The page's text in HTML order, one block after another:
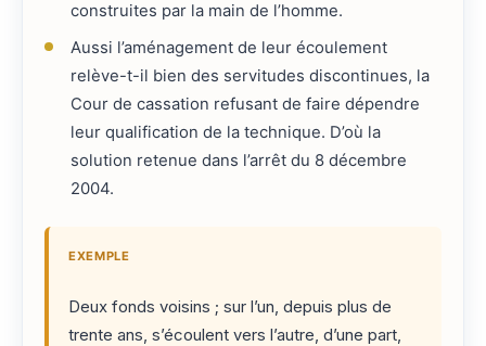
construites par la main de l’homme.
Aussi l’aménagement de leur écoulement
relève-t-il bien des servitudes discontinues, la
Cour de cassation refusant de faire dépendre
leur qualification de la technique. D’où la
solution retenue dans l’arrêt du 8 décembre
2004.
EXEMPLE
Deux fonds voisins ; sur l’un, depuis plus de
trente ans, s’écoulent vers l’autre, d’une part,